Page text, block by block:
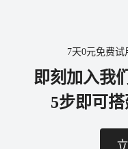
7天0元免费试
即刻加入我
5步即可